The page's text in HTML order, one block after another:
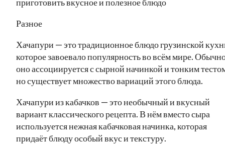
Разное
Хачапури — это традиционное блюдо грузинской
которое завоевало популярность во всём мире.
оно ассоциируется с сырной начинкой и тонким
но существует множество вариаций этого блюда.
Хачапури из кабачков — это необычный и вкусный
вариант классического рецепта. В нём вместо сыра
используется нежная кабачковая начинка, которая
придаёт блюду особый вкус и текстуру.